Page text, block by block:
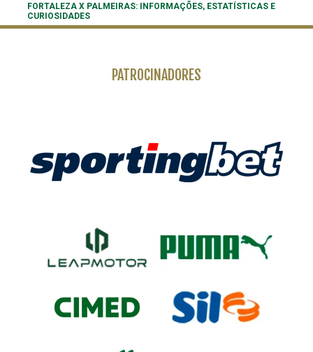
FORTALEZA X PALMEIRAS: INFORMAÇÕES, ESTATÍSTICAS E
CURIOSIDADES
PATROCINADORES